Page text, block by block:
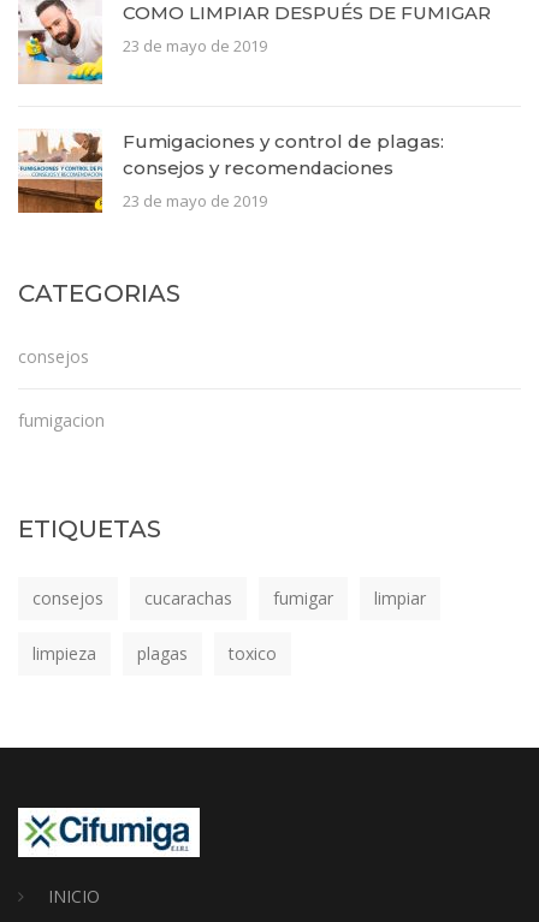
COMO LIMPIAR DESPUÉS DE FUMIGAR
23 de mayo de 2019
Fumigaciones y control de plagas:
consejos y recomendaciones
23 de mayo de 2019
CATEGORIAS
consejos
fumigacion
ETIQUETAS
consejos cucarachas fumigar limpiar
limpieza plagas toxico
INICIO